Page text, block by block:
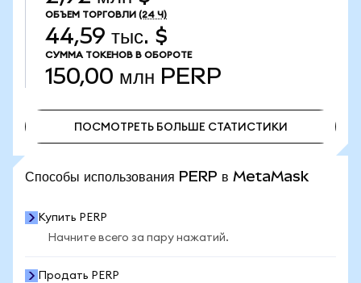
ОБЪЕМ ТОРГОВЛИ (24 Ч)
44,59 тыс. $
СУММА ТОКЕНОВ В ОБОРОТЕ
150,00 млн PERP
ПОСМОТРЕТЬ БОЛЬШЕ СТАТИСТИКИ
Способы использования PERP в MetaMask
Купить PERP
Начните всего за пару нажатий.
Продать PERP